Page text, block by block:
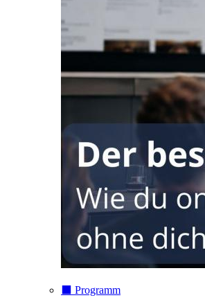
⬛️ Programm